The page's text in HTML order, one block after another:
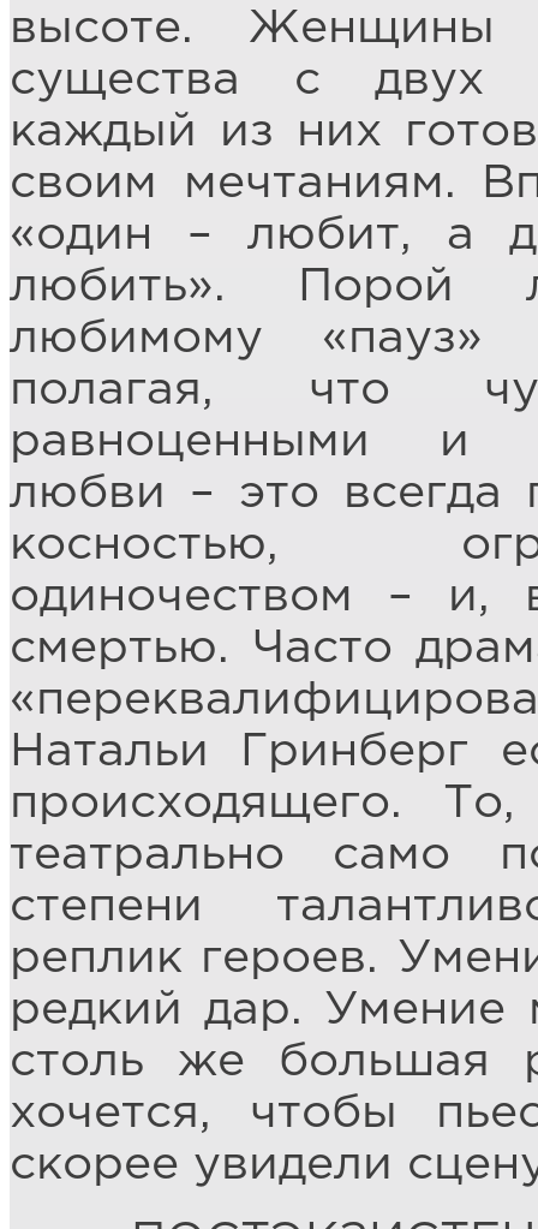
высоте.
существа с двух
каждый из них
своим мечтаниям.
«один – любит, а
любить». Порой
любимому «пауз»
полагая, что
равноценными и
любви – это всегда
косностью,
одиночеством – и,
смертью. Часто
Натальи Гринберг
происходящего.
театрально само
степени
реплик героев.
редкий дар. Умение
столь же большая
хочется, чтобы
скорее увидели